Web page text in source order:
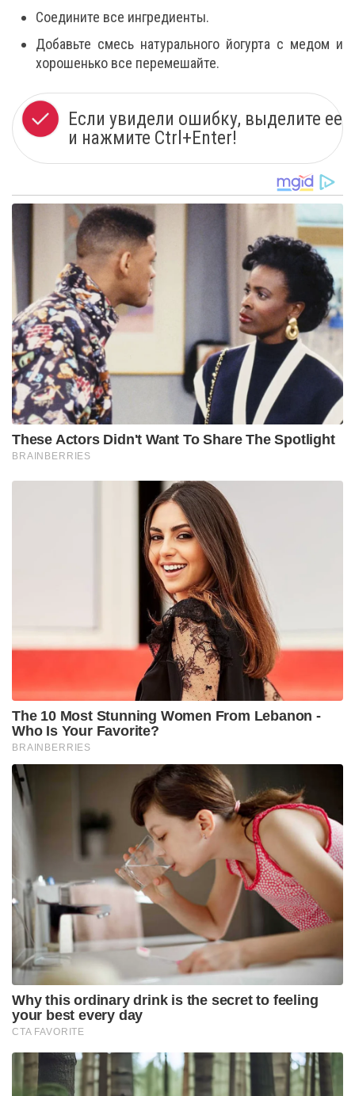
Соедините все ингредиенты.
Добавьте смесь натурального йогурта с медом и
хорошенько все перемешайте.
Если увидели ошибку, выделите ее
и нажмите Ctrl+Enter!
These Actors Didn't Want To Share The Spotlight
BRAINBERRIES
The 10 Most Stunning Women From Lebanon -
Who Is Your Favorite?
BRAINBERRIES
Why this ordinary drink is the secret to feeling
your best every day
CTA FAVORITE